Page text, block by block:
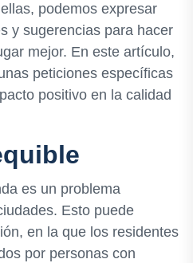
podemos expresar
y sugerencias para hacer
mejor. En este artículo,
peticiones específicas
positivo en la calidad
es un problema
Esto puede
en la que los residentes
por personas con